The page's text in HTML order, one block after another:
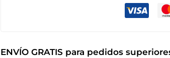
ENVÍO GRATIS para pedidos